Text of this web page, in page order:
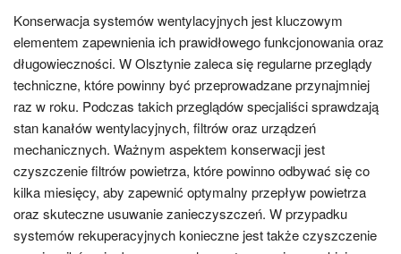
Konserwacja systemów wentylacyjnych jest kluczowym
elementem zapewnienia ich prawidłowego funkcjonowania oraz
długowieczności. W Olsztynie zaleca się regularne przeglądy
techniczne, które powinny być przeprowadzane przynajmniej
raz w roku. Podczas takich przeglądów specjaliści sprawdzają
stan kanałów wentylacyjnych, filtrów oraz urządzeń
mechanicznych. Ważnym aspektem konserwacji jest
czyszczenie filtrów powietrza, które powinno odbywać się co
kilka miesięcy, aby zapewnić optymalny przepływ powietrza
oraz skuteczne usuwanie zanieczyszczeń. W przypadku
systemów rekuperacyjnych konieczne jest także czyszczenie